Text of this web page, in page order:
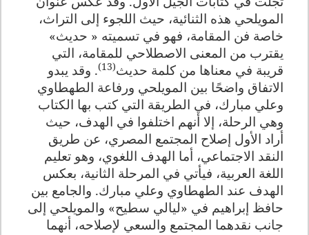
المويلحي هذه الثنائية، حيث اللجوء إلى التراث،
خاصة فن المقامة، فهو في تسميته « حديث»
يقترب من المعنى الاصطلاحي للمقامة، التي
قريبة في معناها من كلمة حديث(13)
. وقد يبدو
الاتفاق واضحًا بين المويلحي ورفاعة الطهطاوي
وعلي مبارك، في الطريقة التي كتب بها الكتاب
وهي الرحلة، إلا أنهم اختلفوا في الهدف، حيث
أراد الأول إصلاح المجتمع المصري، عن طريق
النقد الاجتماعي، أما الهدف اللغوي، وهو تعليم
اللغة العربية، فيأتي في المرحلة الثانية، بعكس
الهدف عند الطهطاوي وعلي مبارك. والجامع بين
حافظ إبراهيم في «ليالي سطيح» والمويلحي إلى
جانب نقدهما المجتمع والسعي لإصلاحه، أنهما